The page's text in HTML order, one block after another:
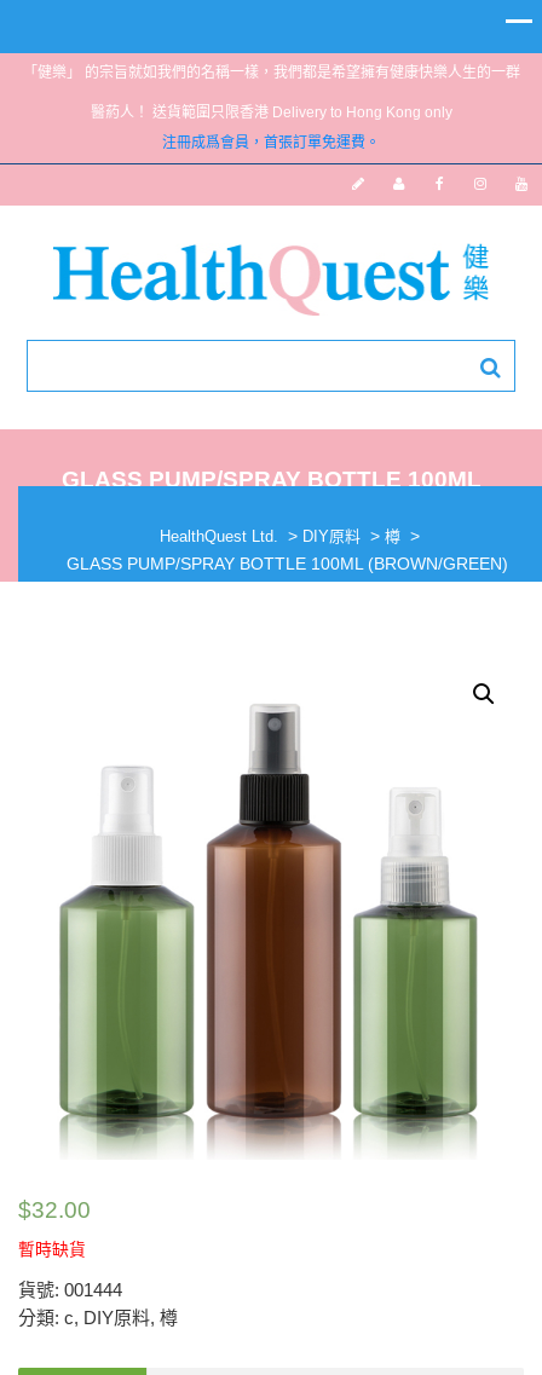
「健樂」 的宗旨就如我們的名稱一樣，我們都是希望擁有健康快樂人生的一群
醫葯人！ 送貨範圍只限香港 Delivery to Hong Kong only
注冊成爲會員，首張訂單免運費。
GLASS PUMP/SPRAY BOTTLE 100ML
HealthQuest Ltd. > DIY原料 > 樽 >
GLASS PUMP/SPRAY BOTTLE 100ML (BROWN/GREEN)
$32.00
暫時缺貨
貨號: 001444
分類: c, DIY原料, 樽